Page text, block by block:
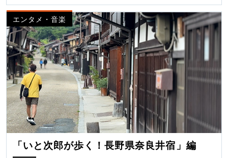
エンタメ・音楽
「いと次郎が歩く！長野県奈良井宿」編